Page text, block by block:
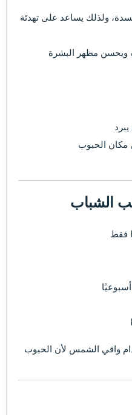
ولذلك يساعد على تهدئة
ويحسن مظهر البشرة
مكان الحبوب
الشباب​
فقط
واقي الشمس لأن الحبوب